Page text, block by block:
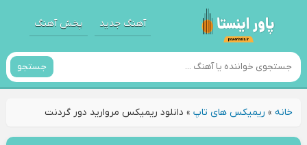
آهنگ جدید پخش آهنگ
جستجو
خانه» ریمیکس های تاپ» دانلود ریمیکس مروارید دور گردنت